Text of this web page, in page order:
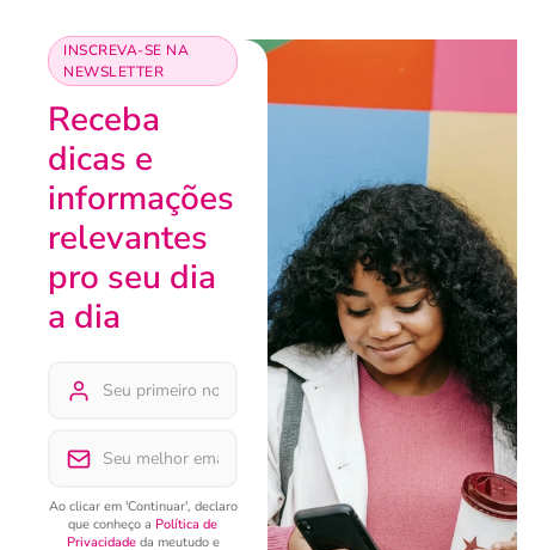
INSCREVA-SE NA
NEWSLETTER
Receba
dicas e
informações
relevantes
pro seu dia
a dia
Ao clicar em 'Continuar', declaro
que conheço a Política de
Privacidadeda meutudo e